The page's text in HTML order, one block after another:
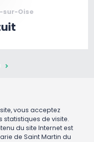
sur-Oise
vous acceptez
statistiques de visite.
du site Internet est
de Saint Martin du